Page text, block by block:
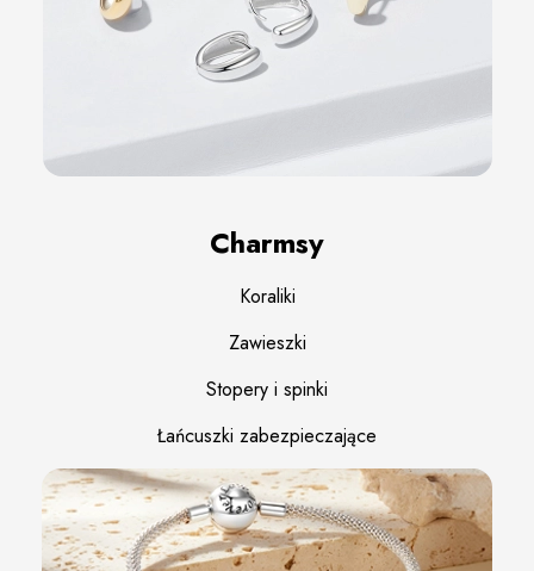
Charmsy
Koraliki
Zawieszki
Stopery i spinki
Łańcuszki zabezpieczające